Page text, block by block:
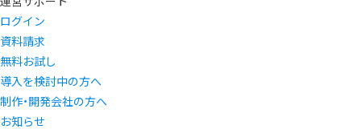
ログイン
資料請求
無料お試し
導入を検討中の方へ
制作・開発会社の方へ
お知らせ